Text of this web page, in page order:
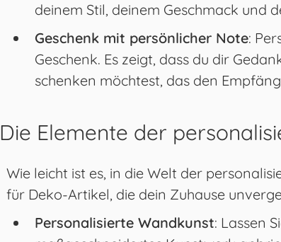
deinem Stil, deinem Geschmack und
Geschenk mit persönlicher Note:
Geschenk. Es zeigt, dass du dir
schenken möchtest, das den
Die Elemente der
Wie leicht ist es, in die Welt der
für Deko-Artikel, die dein Zuhause
Personalisierte Wandkunst: Lassen